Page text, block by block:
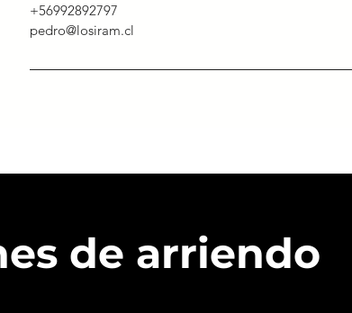
+56992892797
pedro@losiram.cl
de arriendo